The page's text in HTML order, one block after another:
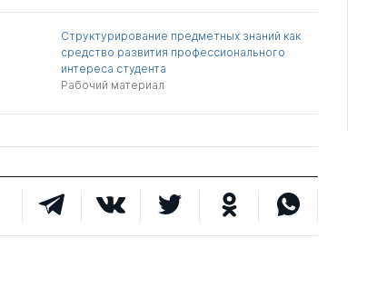
Структурирование предметных знаний как
средство развития профессионального
интереса студента
Рабочий материал